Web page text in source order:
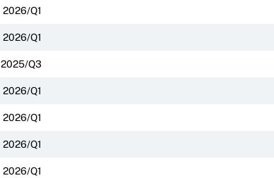
2026/Q1
2026/Q1
2025/Q3
2026/Q1
2026/Q1
2026/Q1
2026/Q1